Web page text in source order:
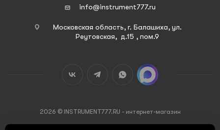
info@instrument777.ru
Московская область, г. Балашиха, ул.
Реутовская, д.15 , пом.9
2026 © INSTRUMENT777.RU - интернет-магазин